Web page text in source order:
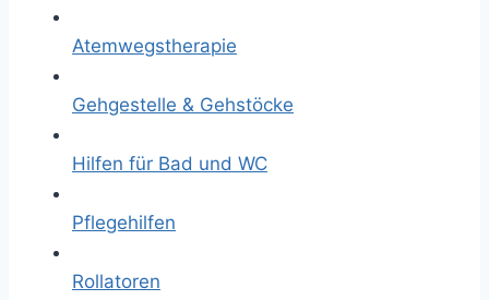
Atemwegstherapie
Gehgestelle & Gehstöcke
Hilfen für Bad und WC
Pflegehilfen
Rollatoren